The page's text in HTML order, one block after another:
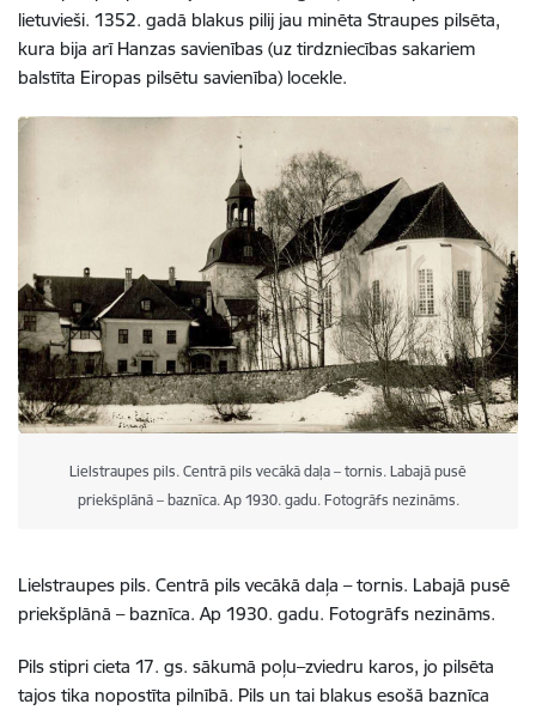
lietuvieši. 1352. gadā blakus pilij jau minēta Straupes pilsēta,
kura bija arī Hanzas savienības (uz tirdzniecības sakariem
balstīta Eiropas pilsētu savienība) locekle.
Lielstraupes pils. Centrā pils vecākā daļa – tornis. Labajā pusē
priekšplānā – baznīca. Ap 1930. gadu. Fotogrāfs nezināms.
Lielstraupes pils. Centrā pils vecākā daļa – tornis. Labajā pusē
priekšplānā – baznīca. Ap 1930. gadu. Fotogrāfs nezināms.
Pils stipri cieta 17. gs. sākumā poļu–zviedru karos, jo pilsēta
tajos tika nopostīta pilnībā. Pils un tai blakus esošā baznīca